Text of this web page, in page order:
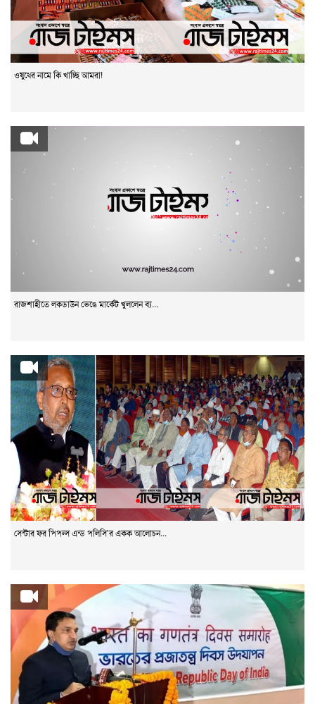
ওষুধের নামে কি খাচ্ছি আমরা!
রাজশাহীতে লকডাউন ভেঙে মার্কেট খুললেন ব্য...
সেন্টার ফর পিপল্স এন্ড পলিসি’র একক আলোচন...